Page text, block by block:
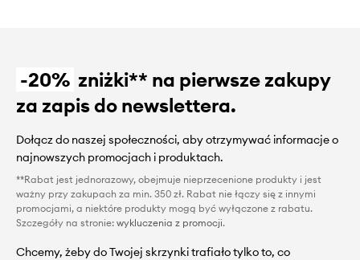
-20% zniżki** na pierwsze zakupy
za zapis do newslettera.
Dołącz do naszej społeczności, aby otrzymywać informacje o
najnowszych promocjach i produktach.
**Rabat jest jednorazowy, obejmuje nieprzecenione produkty i jest
ważny przy zakupach za min. 350 zł. Rabat nie łączy się z innymi
promocjami, a niektóre produkty mogą być wyłączone z rabatu.
Szczegóły na stronie: wykluczenia z promocji.
Chcemy, żeby do Twojej skrzynki trafiało tylko to, co